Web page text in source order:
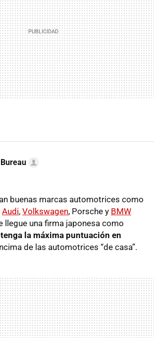
buenas marcas automotrices como
Audi, Volkswagen, Porsche y BMW
llegue una firma japonesa como
la máxima puntuación en
de las automotrices “de casa”.